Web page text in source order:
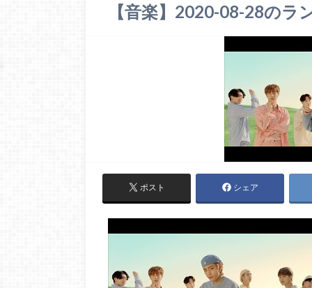
【音楽】2020-08-28のラ
ポスト シェア